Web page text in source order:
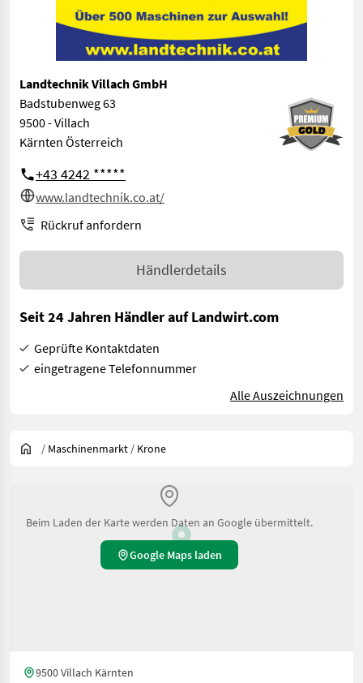
Landtechnik Villach GmbH
Badstubenweg 63
9500 - Villach
Kärnten Österreich
+43 4242 *****
www.landtechnik.co.at/
Rückruf anfordern
Händlerdetails
Seit 24 Jahren Händler auf Landwirt.com
Geprüfte Kontaktdaten
eingetragene Telefonnummer
Alle Auszeichnungen
/ Maschinenmarkt / Krone
Beim Laden der Karte werden Daten an Google übermittelt.
Google Maps laden
9500 Villach Kärnten